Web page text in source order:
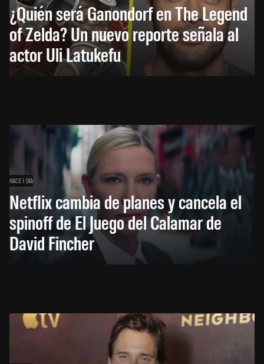
¿Quién será Ganondorf en The Legend
of Zelda? Un nuevo reporte señala al
actor Uli Latukefu
HACE 1 DÍA
Netflix cambia de planes y cancela el
spinoff de El Juego del Calamar de
David Fincher